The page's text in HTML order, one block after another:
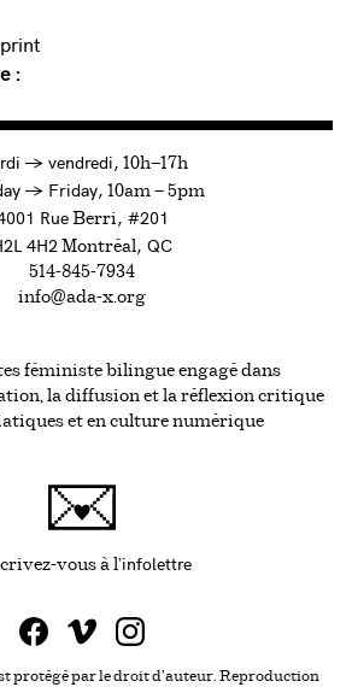
:
→à
vendredi, 10h—17h
→toFriday, 10am — 5pm
RueBerri, #201
4H2 Montréal, QC
514-845-7934
info@ada-x.org
féministe bilingue engagé dans
la diffusion et la réflexion critique
et en culture numérique
vous à l'infolettreCe lien s'ouvrira
protégé par le droit d'auteur. Reproduction